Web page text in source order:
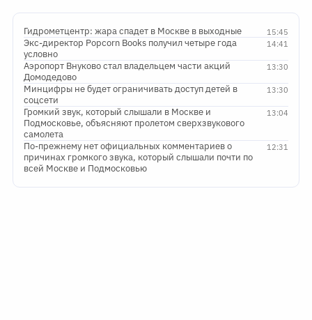
15:45
Гидрометцентр: жара спадет в Москве в выходные
14:41
Экс-директор Popcorn Books получил четыре года
условно
13:30
Аэропорт Внуково стал владельцем части акций
Домодедово
13:30
Минцифры не будет ограничивать доступ детей в
соцсети
13:04
Громкий звук, который слышали в Москве и
Подмосковье, объясняют пролетом сверхзвукового
самолета
12:31
По-прежнему нет официальных комментариев о
причинах громкого звука, который слышали почти по
всей Москве и Подмосковью